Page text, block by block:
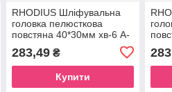
RHODIUS Шліфувальна
головка пелюсткова
повстяна 40*30мм хв-6 A-
нержавіюча
сталь,кольорові
283,49₴
Купити